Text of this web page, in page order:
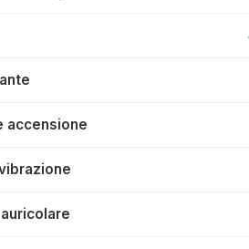
accensione